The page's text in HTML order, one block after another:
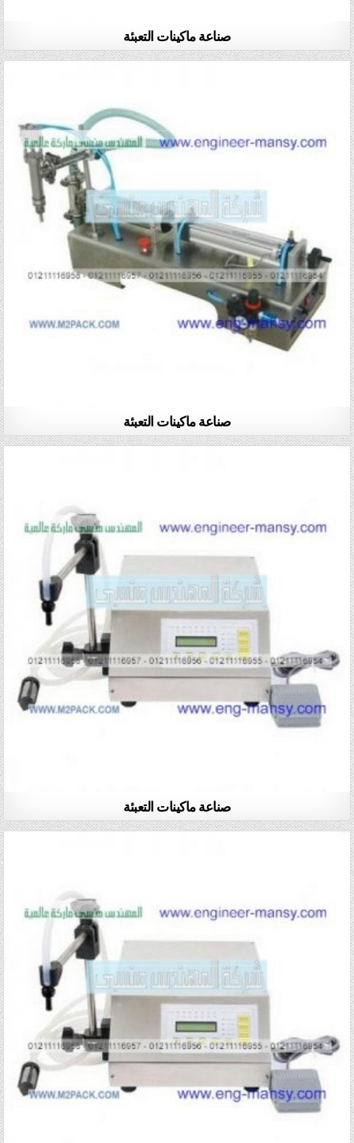
صناعة ماكينات التعبئة
صناعة ماكينات التعبئة
صناعة ماكينات التعبئة